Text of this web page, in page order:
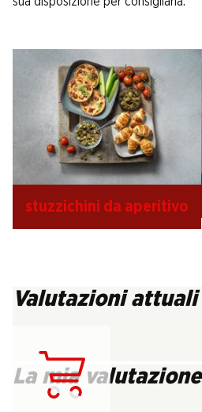
stuzzichini da aperitivo
Valutazioni attuali
La mia valutazione